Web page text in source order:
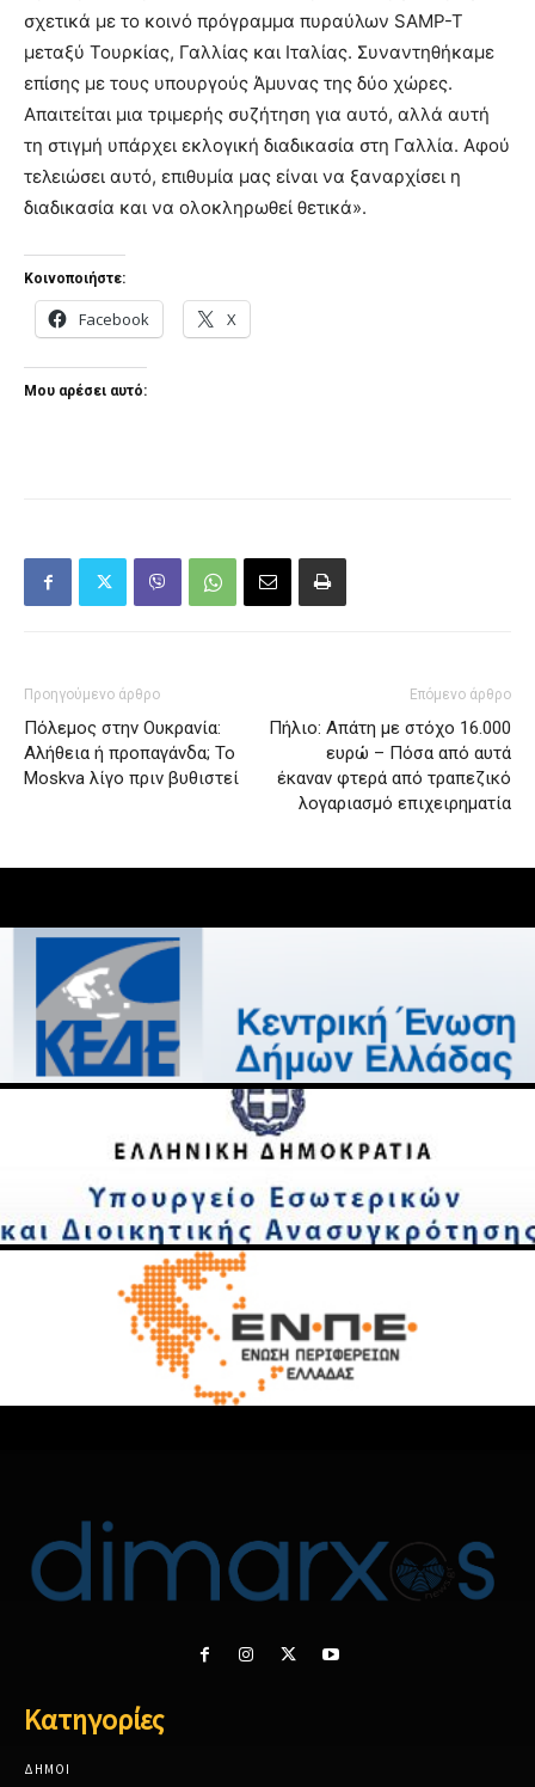
σχετικά με το κοινό πρόγραμμα πυραύλων SAMP-T
μεταξύ Τουρκίας, Γαλλίας και Ιταλίας. Συναντηθήκαμε
επίσης με τους υπουργούς Άμυνας της δύο χώρες.
Απαιτείται μια τριμερής συζήτηση για αυτό, αλλά αυτή
τη στιγμή υπάρχει εκλογική διαδικασία στη Γαλλία. Αφού
τελειώσει αυτό, επιθυμία μας είναι να ξαναρχίσει η
διαδικασία και να ολοκληρωθεί θετικά».
Κοινοποιήστε:
Facebook X
Μου αρέσει αυτό:
Προηγούμενο άρθρο
Πόλεμος στην Ουκρανία:
Αλήθεια ή προπαγάνδα; Το
Moskva λίγο πριν βυθιστεί
Επόμενο άρθρο
Πήλιο: Απάτη με στόχο 16.000
ευρώ – Πόσα από αυτά
έκαναν φτερά από τραπεζικό
λογαριασμό επιχειρηματία
Κατηγορίες
ΔΗΜΟΙ